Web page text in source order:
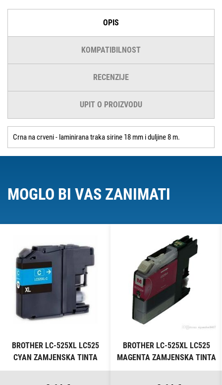
OPIS
KOMPATIBILNOST
RECENZIJE
UPIT O PROIZVODU
Crna na crveni - laminirana traka sirine 18 mm i duljine 8 m.
MOGLO BI VAS ZANIMATI
BROTHER LC-525XL LC525
CYAN ZAMJENSKA TINTA
BROTHER LC-525XL LC525
MAGENTA ZAMJENSKA TINTA